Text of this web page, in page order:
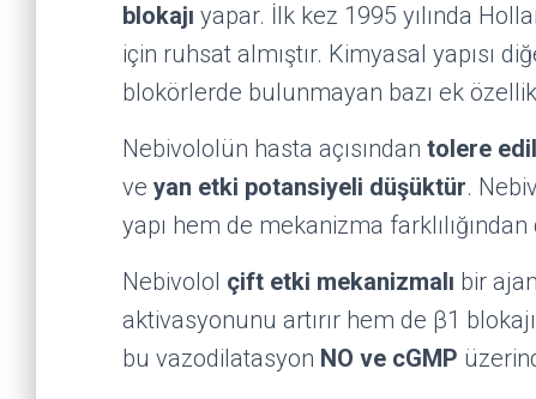
blokajı yapar. İlk kez 1995 yılında
için ruhsat almıştır. Kimyasal yapısı
blokörlerde bulunmayan bazı ek
Nebivololün hasta açısından tolere
ve yan etki potansiyeli düşüktür.
yapı hem de mekanizma
Nebivolol çift etki mekanizmalı bir
aktivasyonunu artırır hem de β1
bu vazodilatasyon NO ve cGMP